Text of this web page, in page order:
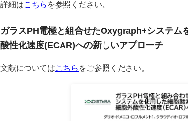
詳細はこちら を参照ください。
ガラスPH電極と組合せたOxygraph+システム
酸性化速度(ECAR)への新しいアプローチ
文献についてはこちら をご参照ください。